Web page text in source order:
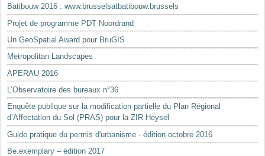
Batibouw 2016 : www.brusselsatbatibouw.brussels
Projet de programme PDT Noordrand
Un GeoSpatial Award pour BruGIS
Metropolitan Landscapes
APERAU 2016
L’Observatoire des bureaux n°36
Enquête publique sur la modification partielle du Plan Régional
d’Affectation du Sol (PRAS) pour la ZIR Heysel
Guide pratique du permis d'urbanisme - édition octobre 2016
Be.exemplary – édition 2017